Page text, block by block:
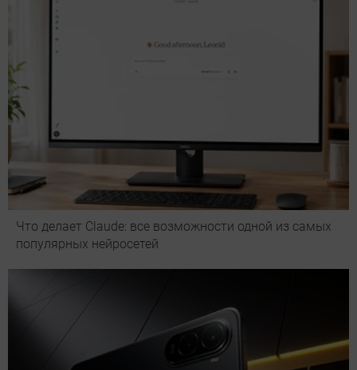
Что делает Сlaude: все возможности одной из самых
популярных нейросетей